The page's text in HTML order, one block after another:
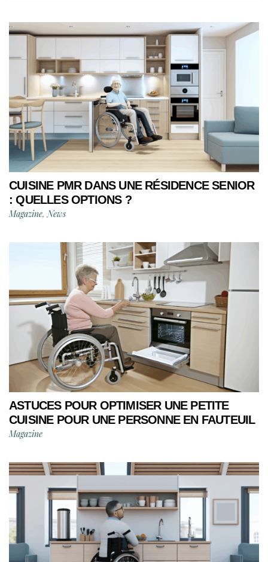
CUISINE PMR DANS UNE RÉSIDENCE SENIOR
: QUELLES OPTIONS ?
Magazine, News
ASTUCES POUR OPTIMISER UNE PETITE
CUISINE POUR UNE PERSONNE EN FAUTEUIL
Magazine